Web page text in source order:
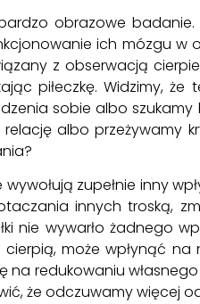
obrazowe
ich mózgu w
z obserwacją
piłeczkę. Widzimy,
sobie albo
albo przeżywamy
wywołują zupełnie inny
innych troską,
nie wywarło żadnego
cierpią, może wpłynąć
na redukowaniu
że odczuwamy więcej